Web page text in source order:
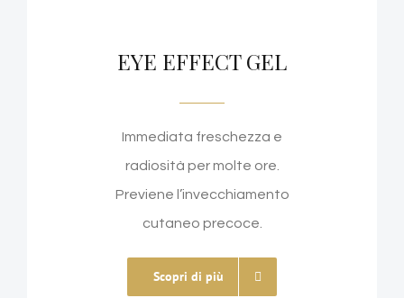
EYE EFFECT GEL
Immediata freschezza e
radiosità per molte ore.
Previene l’invecchiamento
cutaneo precoce.
Scopri di più